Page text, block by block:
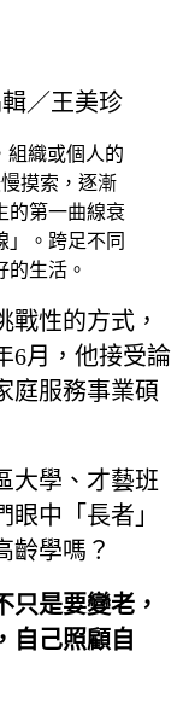
／王美珍
組織或個人的
摸索，逐漸
的第一曲線衰
」。跨足不同
的生活。
戰性的方式，
6月，他接受論
庭服務事業碩
大學、才藝班
中「長者」
齡學嗎？
只是要變老，
自己照顧自